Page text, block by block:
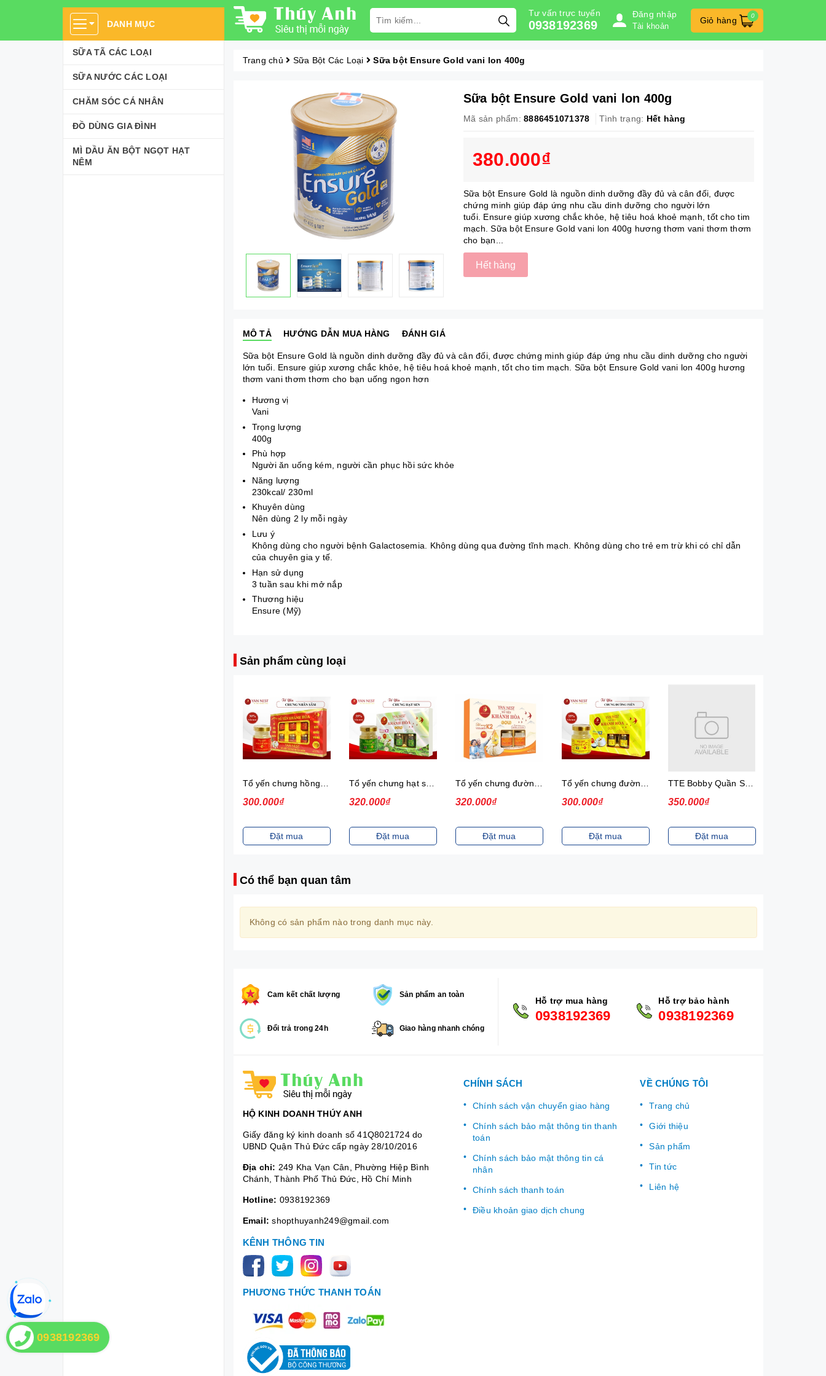
DANH MỤC
SỮA TÃ CÁC LOẠI
SỮA NƯỚC CÁC LOẠI
CHĂM SÓC CÁ NHÂN
ĐỒ DÙNG GIA ĐÌNH
MÌ DẦU ĂN BỘT NGỌT HẠT
NÊM
Tư vấn trực tuyến
0938192369
Đăng nhập
Tài khoản
Giỏ hàng 0
Trang chủ Sữa Bột Các Loại Sữa bột Ensure Gold vani lon 400g
Sữa bột Ensure Gold vani lon 400g
Mã sản phẩm: 8886451071378 Tình trạng: Hết hàng
380.000₫
Sữa bột Ensure Gold là nguồn dinh dưỡng đầy đủ và cân đối, được
chứng minh giúp đáp ứng nhu cầu dinh dưỡng cho người lớn
tuổi. Ensure giúp xương chắc khỏe, hệ tiêu hoá khoẻ mạnh, tốt cho tim
mạch. Sữa bột Ensure Gold vani lon 400g hương thơm vani thơm thơm
cho bạn...
Hết hàng
MÔ TẢ HƯỚNG DẪN MUA HÀNG ĐÁNH GIÁ
Sữa bột Ensure Gold là nguồn dinh dưỡng đầy đủ và cân đối, được chứng minh giúp đáp ứng nhu cầu dinh dưỡng cho người
lớn tuổi. Ensure giúp xương chắc khỏe, hệ tiêu hoá khoẻ mạnh, tốt cho tim mạch. Sữa bột Ensure Gold vani lon 400g hương
thơm vani thơm thơm cho bạn uống ngon hơn
Hương vị
Vani
Trọng lượng
400g
Phù hợp
Người ăn uống kém, người cần phục hồi sức khỏe
Năng lượng
230kcal/ 230ml
Khuyên dùng
Nên dùng 2 ly mỗi ngày
Lưu ý
Không dùng cho người bệnh Galactosemia. Không dùng qua đường tĩnh mạch. Không dùng cho trẻ em trừ khi có chỉ dẫn
của chuyên gia y tế.
Hạn sử dụng
3 tuần sau khi mở nắp
Thương hiệu
Ensure (Mỹ)
Sản phẩm cùng loại
300.000₫
Đặt mua
320.000₫
Đặt mua
320.000₫
Đặt mua
300.000₫
Đặt mua
TTE Bobby Quần SKT XXL68 - 2507F
350.000₫
Đặt mua
Có thể bạn quan tâm
Không có sản phẩm nào trong danh mục này.
Cam kết chất lượng Sản phẩm an toàn
Đổi trả trong 24h Giao hàng nhanh chóng
Hỗ trợ mua hàng
0938192369
Hỗ trợ bảo hành
0938192369
HỘ KINH DOANH THÚY ANH
Giấy đăng ký kinh doanh số 41Q8021724 do
UBND Quận Thủ Đức cấp ngày 28/10/2016
Địa chỉ: 249 Kha Vạn Cân, Phường Hiệp Bình
Chánh, Thành Phố Thủ Đức, Hồ Chí Minh
Hotline: 0938192369
Email: shopthuyanh249@gmail.com
KÊNH THÔNG TIN
PHƯƠNG THỨC THANH TOÁN
CHÍNH SÁCH
Chính sách vận chuyển giao hàng
Chính sách bảo mật thông tin thanh
toán
Chính sách bảo mật thông tin cá
nhân
Chính sách thanh toán
Điều khoản giao dịch chung
VỀ CHÚNG TÔI
Trang chủ
Giới thiệu
Sản phẩm
Tin tức
Liên hệ
0938192369